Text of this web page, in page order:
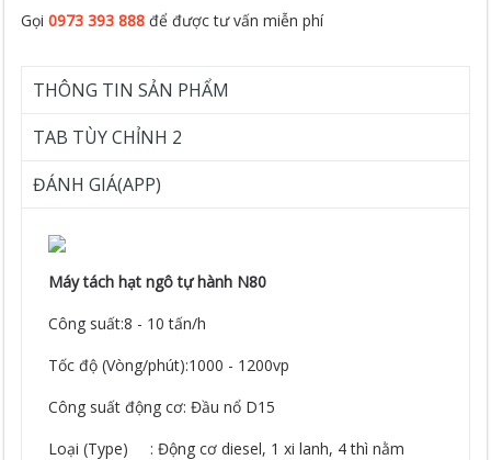
Gọi0973 393 888 để được tư vấn miễn phí
THÔNG TIN SẢN PHẨM
TAB TÙY CHỈNH 2
ĐÁNH GIÁ(APP)
Máy tách hạt ngô tự hành N80
Công suất:8 - 10 tấn/h
Tốc độ (Vòng/phút):1000 - 1200vp
Công suất động cơ: Đầu nổ D15
Loại (Type) : Động cơ diesel, 1 xi lanh, 4 thì nằm